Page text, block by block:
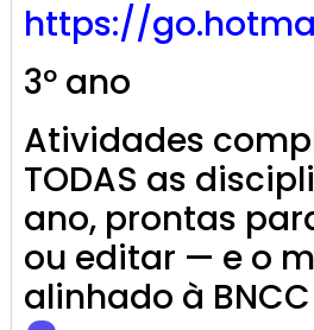
https://go.
3º ano
Atividades
TODAS as
ano, prontas
ou editar — e o
alinhado à